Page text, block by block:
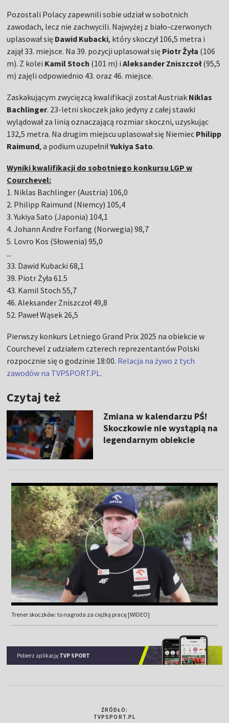
Pozostali Polacy zapewnili sobie udział w sobotnich
zawodach, lecz nie zachwycili. Najwyżej z biało-czerwonych
uplasował się Dawid Kubacki, który skoczył 106,5 metra i
zajął 33. miejsce. Na 39. pozycji uplasował się Piotr Żyła (106
m). Z kolei Kamil Stoch (101 m) iAleksander Zniszczoł(95,5
m) zajęli odpowiednio 43. oraz 46. miejsce.
Zaskakującym zwycięzcą kwalifikacji został Austriak Niklas
Bachlinger. 23-letni skoczek jako jedyny z całej stawki
wylądował za linią oznaczającą rozmiar skoczni, uzyskując
132,5 metra. Na drugim miejscu uplasował się Niemiec Philipp
Raimund, a podium uzupełniłYukiya Sato.
Wyniki kwalifikacji do sobotniego konkursu LGP w
Courchevel:
1. Niklas Bachlinger (Austria) 106,0
2. Philipp Raimund (Niemcy) 105,4
3. Yukiya Sato (Japonia) 104,1
4. Johann Andre Forfang (Norwegia) 98,7
5. Lovro Kos (Słowenia) 95,0
...
33. Dawid Kubacki 68,1
39. Piotr Żyła 61.5
43. Kamil Stoch 55,7
46. Aleksander Zniszczoł 49,8
52. Paweł Wąsek 26,5
Pierwszy konkurs Letniego Grand Prix 2025 na obiekcie w
Courchevel z udziałem czterech reprezentantów Polski
rozpocznie się o godzinie 18:00. Relacja na żywo z tych
zawodów na TVPSPORT.PL.
Czytaj też
Zmiana w kalendarzu PŚ!
Skoczkowie nie wystąpią na
legendarnym obiekcie
Trener skoczków: to nagroda za ciężką pracę [WIDEO]
Pobierz aplikację TVP SPORT
ŹRÓDŁO:
TVPSPORT.PL